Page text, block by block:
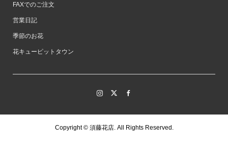
FAXでのご注文
営業日記
季節のお花
花キューピットタウン
Copyright ©須藤花店. All Rights Reserved.